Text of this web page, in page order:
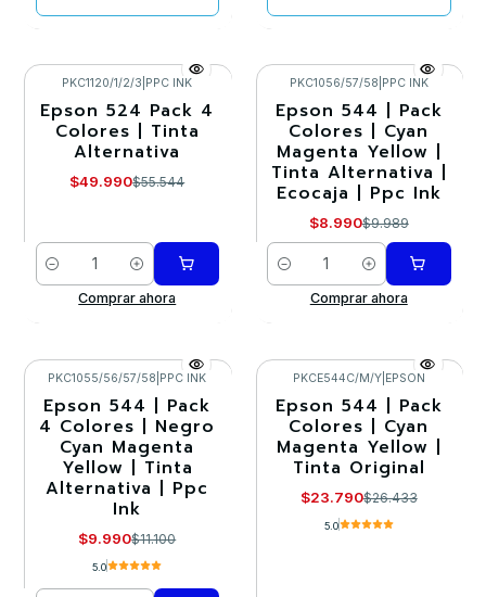
-10%
PKC1120/1/2/3 PPC INK
Epson 524 Pack 4
Colores | Tinta
Alternativa
$49.990$55.544
Cantidad
Comprar ahora
-10%
PKC1056/57/58 PPC INK
Epson 544 | Pack
Colores | Cyan
Magenta Yellow |
Tinta Alternativa |
Ecocaja | Ppc Ink
$8.990$9.989
Cantidad
Comprar ahora
-10%
PKC1055/56/57/58 PPC INK
Epson 544 | Pack
4 Colores | Negro
Cyan Magenta
Yellow | Tinta
Alternativa | Ppc
Ink
$9.990$11.100
5.0
-10%
Agotado
PKCE544C/M/Y| EPSON
Epson 544 | Pack
Colores | Cyan
Magenta Yellow |
Tinta Original
$23.790$26.433
5.0